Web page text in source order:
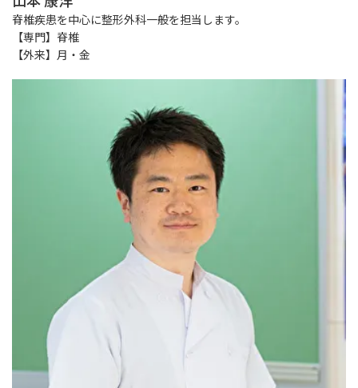
脊椎疾患を中心に整形外科一般を担当します。
【専門】脊椎
【外来】月・金